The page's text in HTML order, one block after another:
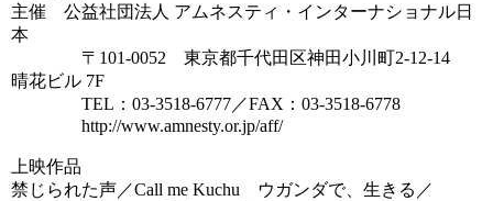
主催 公益社団法人 アムネスティ・インターナショナル日
本
〒101-0052 東京都千代田区神田小川町2-12-14
晴花ビル 7F
TEL：03-3518-6777／FAX：03-3518-6778
http://www.amnesty.or.jp/aff/
上映作品
禁じられた声／Call me Kuchu ウガンダで、生きる／